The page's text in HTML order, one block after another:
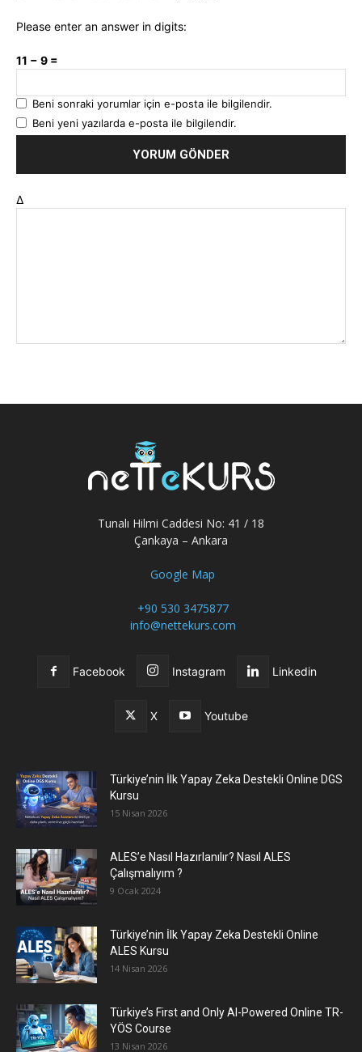
Please enter an answer in digits:
11 − 9 =
Beni sonraki yorumlar için e-posta ile bilgilendir.
Beni yeni yazılarda e-posta ile bilgilendir.
Δ
Tunalı Hilmi Caddesi No: 41 / 18
Çankaya – Ankara
Google Map
+90 530 3475877
info@nettekurs.com
Facebook Instagram Linkedin
X Youtube
Türkiye’nin İlk Yapay Zeka Destekli Online DGS
Kursu
15 Nisan 2026
ALES’e Nasıl Hazırlanılır? Nasıl ALES
Çalışmalıyım ?
9 Ocak 2024
Türkiye’nin İlk Yapay Zeka Destekli Online
ALES Kursu
14 Nisan 2026
Türkiye’s First and Only AI-Powered Online TR-
YÖS Course
13 Nisan 2026